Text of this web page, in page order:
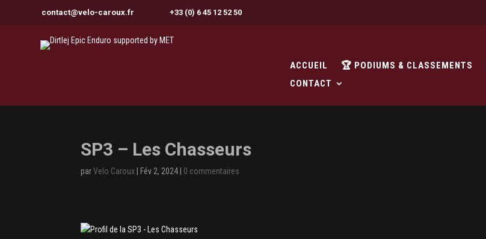
contact@velo-caroux.fr +33 (0) 6 45 12 52 50
ACCUEIL 🏆 PODIUMS & CLASSEMENTS
CONTACT
SP3 – Les Chasseurs
parVelo Caroux Fév 2, 2024 0 commentaires